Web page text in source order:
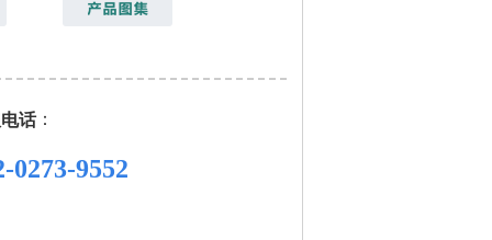
话：
0273-9552